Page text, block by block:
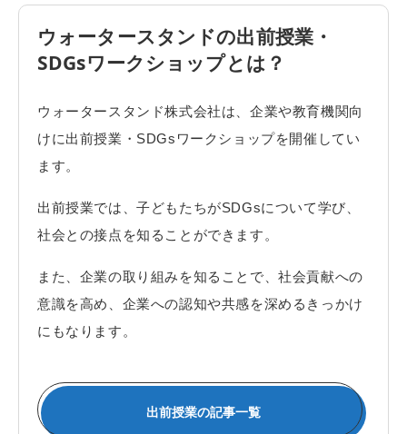
ウォータースタンドの出前授業・
SDGsワークショップとは？
ウォータースタンド株式会社は、企業や教育機関向
けに出前授業・SDGsワークショップを開催してい
ます。
出前授業では、子どもたちがSDGsについて学び、
社会との接点を知ることができます。
また、企業の取り組みを知ることで、社会貢献への
意識を高め、企業への認知や共感を深めるきっかけ
にもなります。
出前授業の記事一覧